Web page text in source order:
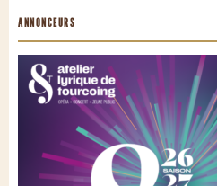
ANNONCEURS